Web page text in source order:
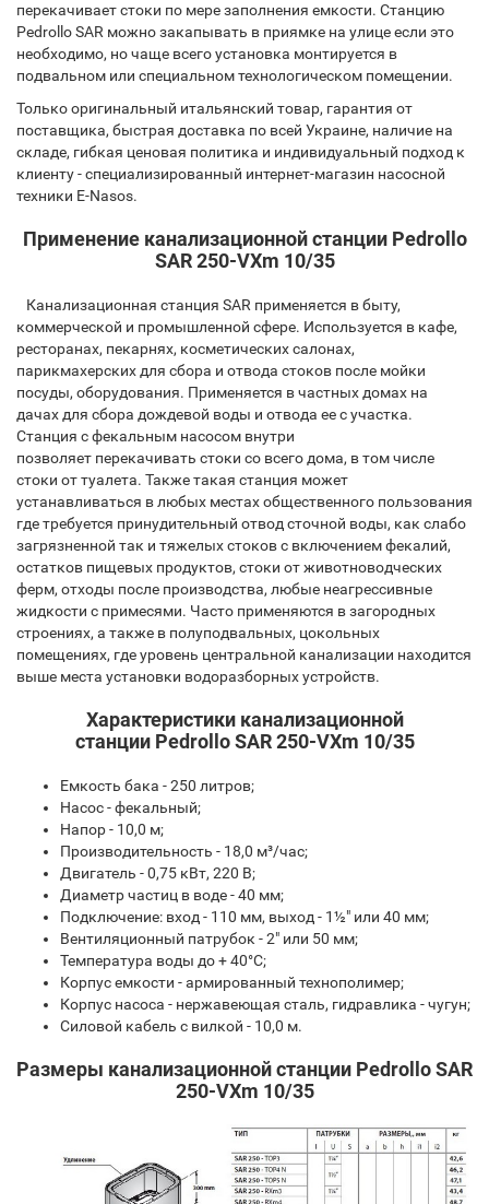
перекачивает стоки по мере заполнения емкости. Станцию
Pedrollo SAR можно закапывать в приямке на улице если это
необходимо, но чаще всего установка монтируется в
подвальном или специальном технологическом помещении.
Только оригинальный итальянский товар, гарантия от
поставщика, быстрая доставка по всей Украине, наличие на
складе, гибкая ценовая политика и индивидуальный подход к
клиенту - специализированный интернет-магазин насосной
техники E-Nasos.
Применение канализационной станции Pedrollo
SAR 250-VXm 10/35
Канализационная станция SAR применяется в быту,
коммерческой и промышленной сфере. Используется в кафе,
ресторанах, пекарнях, косметических салонах,
парикмахерских для сбора и отвода стоков после мойки
посуды, оборудования. Применяется в частных домах на
дачах для сбора дождевой воды и отвода ее с участка.
Станция с фекальным насосом внутри
позволяет перекачивать стоки со всего дома, в том числе
стоки от туалета. Также такая станция может
устанавливаться в любых местах общественного пользования
где требуется принудительный отвод сточной воды, как слабо
загрязненной так и тяжелых стоков с включением фекалий,
остатков пищевых продуктов, стоки от животноводческих
ферм, отходы после производства, любые неагрессивные
жидкости с примесями. Часто применяются в загородных
строениях, а также в полуподвальных, цокольных
помещениях, где уровень центральной канализации находится
выше места установки водоразборных устройств.
Характеристики канализационной
станции Pedrollo SAR 250-VXm 10/35
Емкость бака - 250 литров;
Насос - фекальный;
Напор - 10,0 м;
Производительность - 18,0 м³/час;
Двигатель - 0,75 кВт, 220 В;
Диаметр частиц в воде - 40 мм;
Подключение: вход - 110 мм, выход - 1½" или 40 мм;
Вентиляционный патрубок - 2" или 50 мм;
Температура воды до + 40°С;
Корпус емкости - армированный технополимер;
Корпус насоса - нержавеющая сталь, гидравлика - чугун;
Силовой кабель с вилкой - 10,0 м.
Размеры канализационной станции Pedrollo SAR
250-VXm 10/35